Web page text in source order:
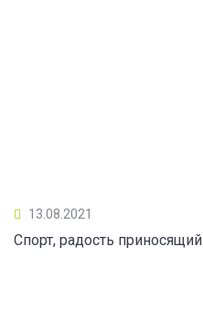
13.08.2021
Спорт, радость